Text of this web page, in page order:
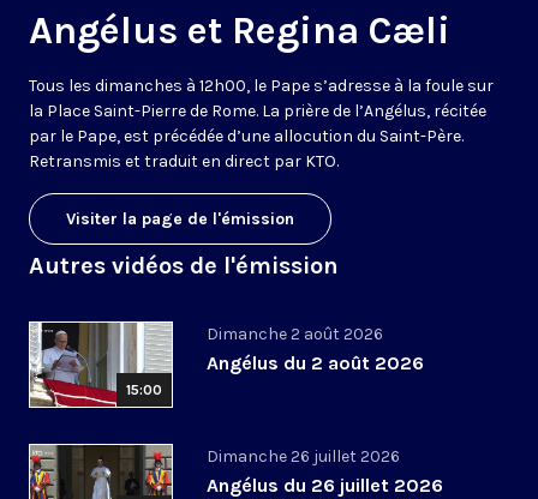
Angélus et Regina Cæli
Tous les dimanches à 12h00, le Pape s’adresse à la foule sur
la Place Saint-Pierre de Rome. La prière de l’Angélus, récitée
par le Pape, est précédée d’une allocution du Saint-Père.
Retransmis et traduit en direct par KTO.
Visiter la page de l'émission
Autres vidéos de l'émission
15:00
Dimanche 2 août 2026
Angélus du 2 août 2026
Dimanche 26 juillet 2026
Angélus du 26 juillet 2026